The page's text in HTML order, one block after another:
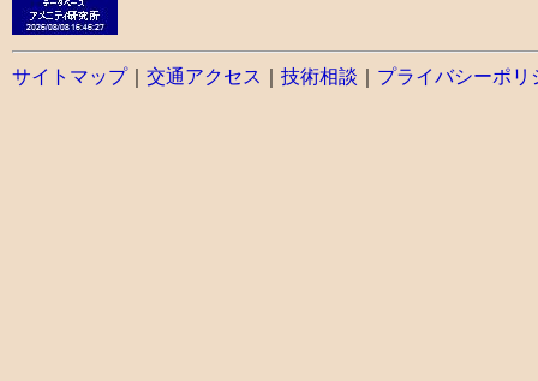
サイトマップ｜ 交通アクセス ｜ 技術相談 ｜ プライバシーポリ